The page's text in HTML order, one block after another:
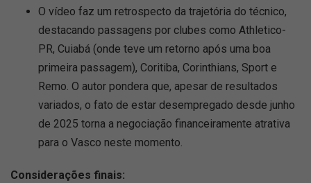
O vídeo faz um retrospecto da trajetória do técnico,
destacando passagens por clubes como Athletico-
PR, Cuiabá (onde teve um retorno após uma boa
primeira passagem), Coritiba, Corinthians, Sport e
Remo. O autor pondera que, apesar de resultados
variados, o fato de estar desempregado desde junho
de 2025 torna a negociação financeiramente atrativa
para o Vasco neste momento.
Considerações finais: